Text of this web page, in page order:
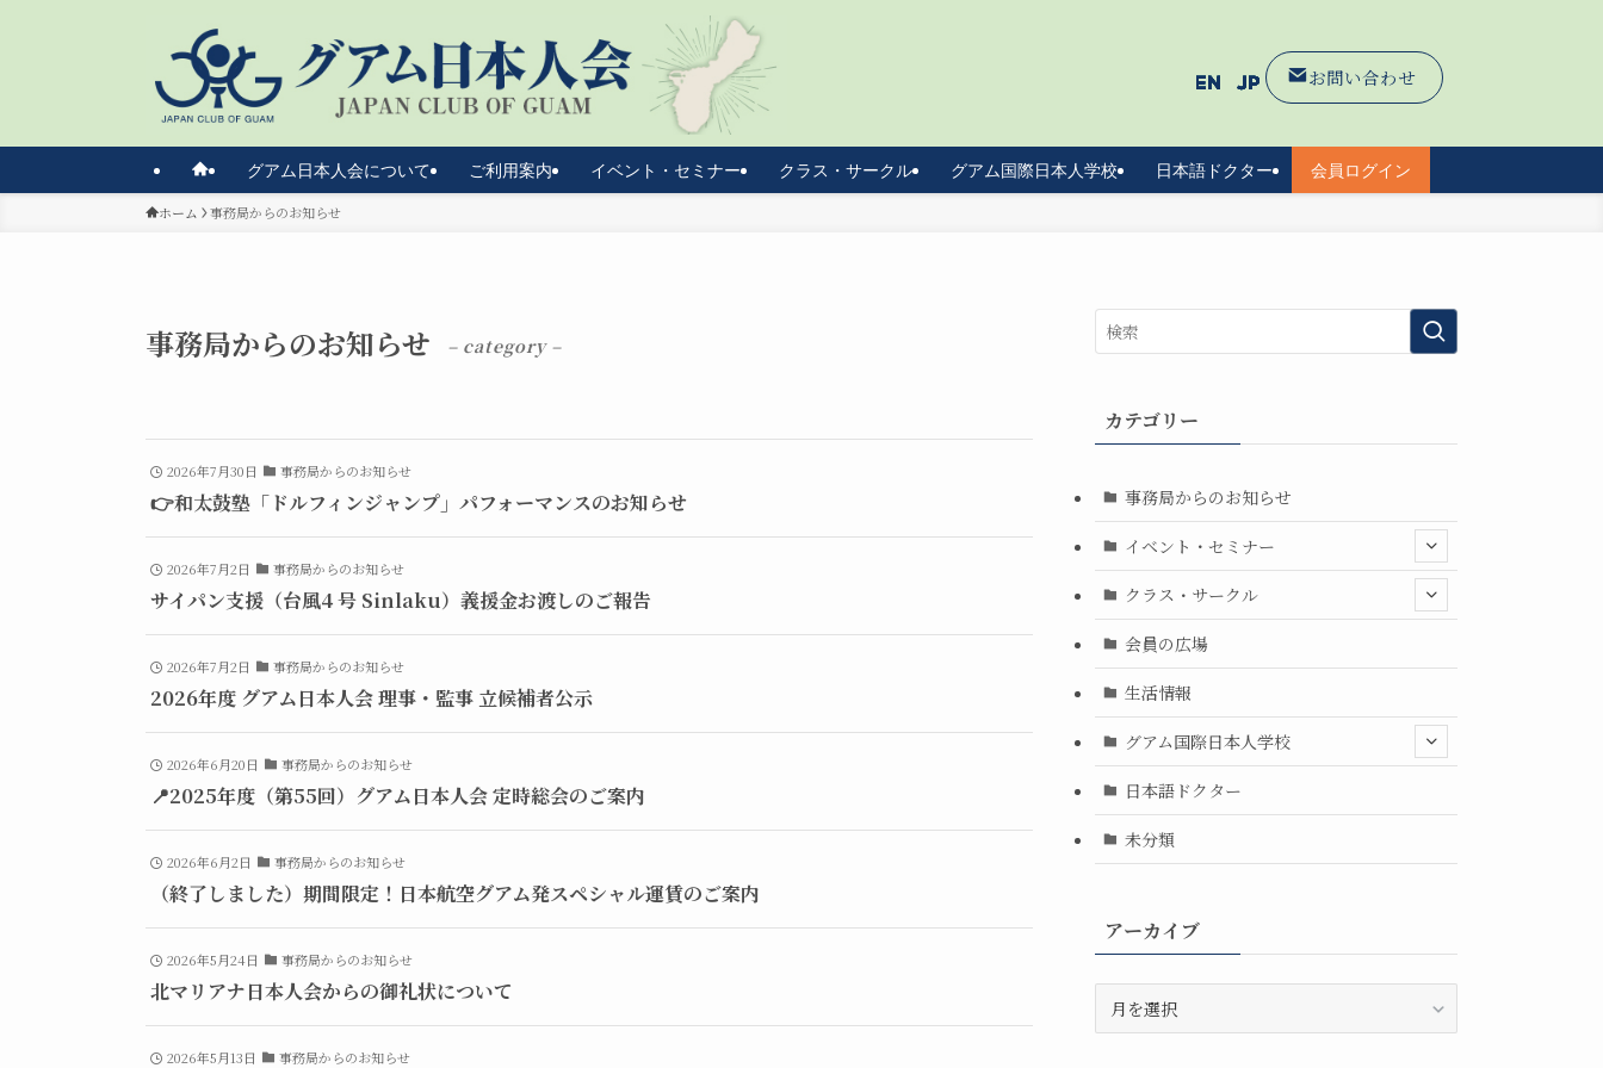
グアム日本人会について ご利用案内 イベント・セミナー クラス・サークル グアム国際日本人学校 日本語ドクター 会員ログイン
お問い合わせ
ホーム 事務局からのお知らせ
事務局からのお知らせ – category –
2026年7月30日 事務局からのお知らせ
👉和太鼓塾「ドルフィンジャンプ」パフォーマンスのお知らせ
2026年7月2日 事務局からのお知らせ
サイパン支援（台風4 号 Sinlaku）義援金お渡しのご報告
2026年7月2日 事務局からのお知らせ
2026年度 グアム日本人会 理事・監事 立候補者公示
2026年6月20日 事務局からのお知らせ
📍2025年度（第55回）グアム日本人会 定時総会のご案内
2026年6月2日 事務局からのお知らせ
（終了しました）期間限定！日本航空グアム発スペシャル運賃のご案内
2026年5月24日 事務局からのお知らせ
北マリアナ日本人会からの御礼状について
2026年5月13日 事務局からのお知らせ
カテゴリー
事務局からのお知らせ
イベント・セミナー
クラス・サークル
会員の広場
生活情報
グアム国際日本人学校
日本語ドクター
未分類
アーカイブ